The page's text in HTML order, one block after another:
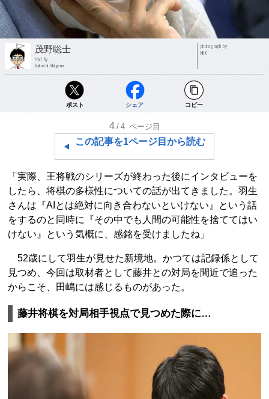
茂野聡士
text by
Satoshi Shigeno
photograph by
NHK
ポスト シェア コピー
4 /4 ページ目
この記事を1ページ目から読む
「実際、王将戦のシリーズが終わった後にインタビューを
したら、将棋の多様性についての話が出てきました。羽生
さんは『AIとは絶対に向き合わないといけない』という話
をするのと同時に『その中でも人間の可能性を捨ててはい
けない』という気概に、感銘を受けましたね」
52歳にして羽生が見せた新境地。かつては記録係として
見つめ、今回は取材者として藤井との対局を間近で追った
からこそ、田嶋には感じるものがあった。
藤井将棋を対局相手視点で見つめた際に…